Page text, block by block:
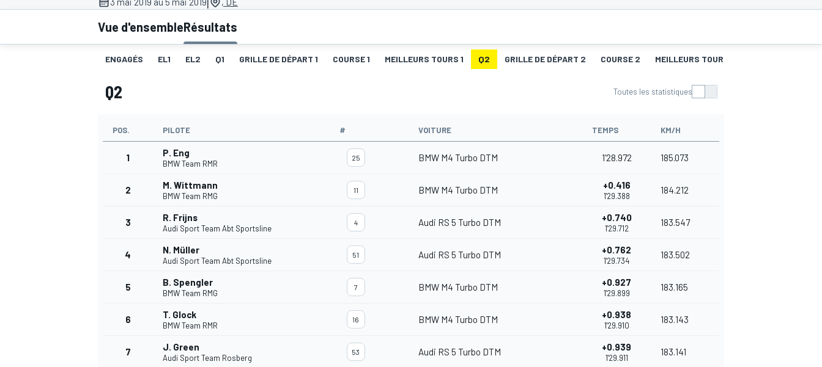
MOTOGP
Vue d'ensembleRésultats
ENGAGÉS EL1 EL2 Q1 GRILLE DE DÉPART 1 COURSE 1 MEILLEURS TOURS 1 Q2 GRILLE DE DÉPART 2 COURSE 2 MEILLEURS TOURS 2
Q2 Toutes les statistiques
POS. PILOTE # VOITURE TEMPS KM/H
1 P. Eng
BMW Team RMR
25 BMW M4 Turbo DTM 1'28.972 185.073
2 M. Wittmann
BMW Team RMG
11 BMW M4 Turbo DTM +0.416
1'29.388
184.212
3 R. Frijns
Audi Sport Team Abt Sportsline
4 Audi RS 5 Turbo DTM +0.740
1'29.712
183.547
4 N. Müller
Audi Sport Team Abt Sportsline
51 Audi RS 5 Turbo DTM +0.762
1'29.734
183.502
5 B. Spengler
BMW Team RMG
7 BMW M4 Turbo DTM +0.927
1'29.899
183.165
6 T. Glock
BMW Team RMR
16 BMW M4 Turbo DTM +0.938
1'29.910
183.143
7 J. Green
Audi Sport Team Rosberg
53 Audi RS 5 Turbo DTM +0.939
1'29.911
183.141